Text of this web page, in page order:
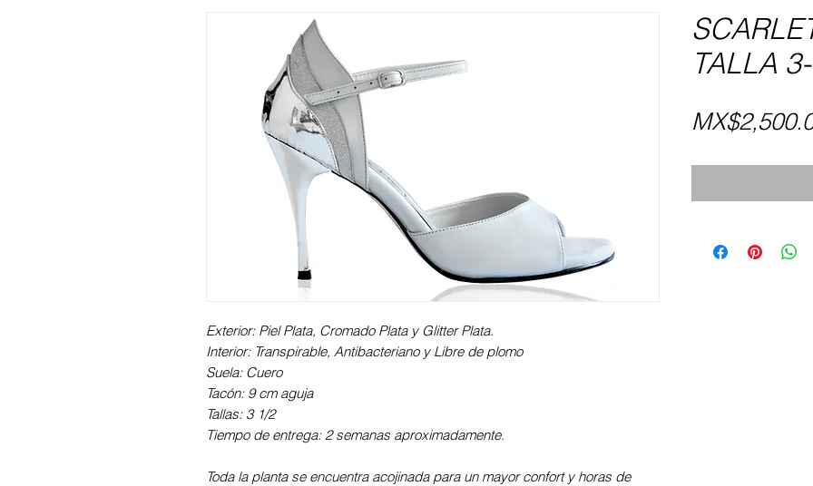
Exterior: Piel Plata, Cromado Plata y Glitter Plata.
Interior: Transpirable, Antibacteriano y Libre de plomo
Suela: Cuero
Tacón: 9 cm aguja
Tallas: 3 1/2
Tiempo de entrega: 2 semanas aproximadamente.
Toda la planta se encuentra acojinada para un mayor confort y horas de
TALLA 3-